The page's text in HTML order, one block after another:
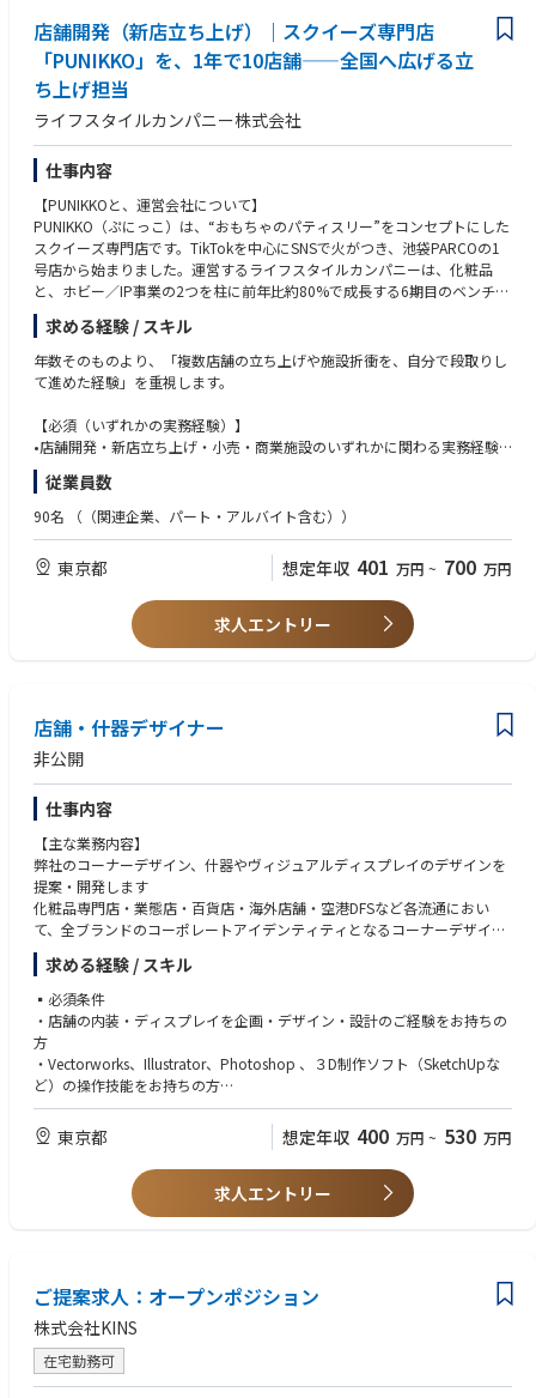
nd teams and related stakeholders in Japan.
•Create required approval materials for brand HQ and APAC, ensuring ac
curacy and alignment with guidelines.
•Support the store design process by coordinating between brand HQ a
nd interior vendors, ensuring plans align with budget and requirements.
•Work closely with each brand’s retail team to prepare for store openings
and support a smooth business handover post-opening.
•Assist with contract-related tasks for existing stores, including updates a
nd renewals.
•Support the planning and implementation of store interior refresh proje
cts for existing locations.
• 各ブランドの戦略に基づいた出店計画を支援するため、各ブランドと連
• デベロッパーや不動産会社と定期的に連絡を取り、最新の市場情報や物
件情報を収集する。
• エリアや物件に関する調査を行い、関連する市場データをまとめて、出
店候補地の評価や意思決定を支援する。
• 有利な取引条件を確保するため、データや資料を作成し、物件オーナー
との交渉をサポートする。
• 新規店舗の正確な損益（P&L）予測を作成し、ブランドチームや国内の
関連ステークホルダーと共有する。
• ブランド本社やAPAC（アジア太平洋地域）向けの承認用資料を作成し、
内容の正確性とガイドラインへの適合を確保する。
• ブランド本社と内装業者間の調整を行い、予算や要件に沿った計画とな
るよう店舗設計プロセスを支援する。
• 各ブランドのリテールチームと緊密に連携し、出店準備や、オープン後
の円滑な業務引き継ぎをサポートする。
• 既存店舗の契約更新や変更など、契約関連業務を支援する。
• 既存店舗における内装リフレッシュ（改装）プロジェクトの計画および
•Collaborative mindset and ability to work effectively with cross-function
al teams.
• 小売業または店舗運営関連の業務経験（3～5年）。
• 一般的なIT・PCスキル（Excel、Word、PowerPointの習熟を含む）。
• 社内チームや社外パートナーとの円滑なコミュニケーションおよび調整
能力。
• 店舗開設業務を正確かつスケジュール通りに遂行する能力。
• 市場調査やP&L（損益計算書）作成に必要な基礎的な分析スキル。
• 文書、契約書、プロジェクト進捗管理における細部への高い注意力。
• 開発業者、物件オーナー、ベンダーと良好な関係を築く能力。
• 実践的な問題解決能力および、複数のタスクを管理する柔軟性。
• PowerPointおよびExcelの習熟、ならびに高い文書作成能力。
• 日本語（ネイティブレベル）および英語（本社やAPACとのやり取りが可
能なビジネスレベル）。
能力。
店舗開発（新店立ち上げ）｜スクイーズ専門店
「PUNIKKO」を、1年で10店舗——全国へ広げる立
ち上げ担当
ライフスタイルカンパニー株式会社
仕事内容
【PUNIKKOと、運営会社について】
PUNIKKO（ぷにっこ）は、“おもちゃのパティスリー”をコンセプトにした
スクイーズ専門店です。TikTokを中心にSNSで火がつき、池袋PARCOの1
号店から始まりました。運営するライフスタイルカンパニーは、化粧品
と、ホビー／IP事業の2つを柱に前年比約80%で成長する6期目のベンチャ
ー。自社コスメは全国5,000店舗以上・海外13カ国超に展開し、その安定
した基盤の上で、ホビー事業「TOKOTOYZ」から生まれたPUNIKKOを一
気にスケールさせようとしています。
池袋1号店は、初月から高い坪効率を記録しました。「出した店がすぐ数
ドの店舗開発です。あなたが立ち上げる一店一店が、そのまま会社の歴史
になります。
「出店が決まったあと」から「店がオープンするまで」を、主役として動
かしていただきます。
■ 商業施設・デベロッパーとの折衝（契約後）
■ 設計・内装会社とのプロジェクト管理
・ スタッフ採用・教育の手配、什器・備品・初期在庫の搬入手配、オープ
ン準備全般の取り仕切り
■ 複数店舗の同時進行・進捗管理
・ 時期の重なる複数案件を並行管理し、開店日から逆算して全体を着地さ
（リアル：関東だけでなく名古屋・大阪・広島・福岡・仙台など地方出店
も進む想定です。図面に向き合う日もあれば、オープン前夜に現場で什器
を並べる日も。決まっていないことを自分で決めて前に進める、スピード
と泥くささの両方がある仕事です）
業務内容の変更範囲：会社の指示する業務
【このポジションでしか得られない経験】
① 1年で10店舗という、稀有な“立ち上げの場数”
通常なら数年かけて積む新店立ち上げの経験を、わずか1年で凝縮して得
られます。
② “勝ちパターン”を全国へ展開する側に立てる
高い坪効率を記録した池袋モデルを、自分の手で各地に再現していく面白
③ 施設・設計・現場まで、店舗開発のフルプロセスに一気通貫で関われる
折衝から内装、採用・教育、オープンまで。分業ではなく、はじめから終
④ ブランドの“次の業態”まで描ける長期性
PUNIKKOの先には、TOKOTOYZ旗艦店やアニメ専門業態への展開構想
も。立ち上げた店舗網が、会社の長期成長の核になります。
求める経験 / スキル
年数そのものより、「複数店舗の立ち上げや施設折衝を、自分で段取りし
て進めた経験」を重視します。
【必須（いずれかの実務経験）】
•店舗開発・新店立ち上げ・小売・商業施設のいずれかに関わる実務経験
（目安2〜3年以上）
•デベロッパー、または設計・内装会社との折衝・進行管理の経験
•複数案件を並行して管理できる段取り力・プロジェクト推進力
【歓迎】
•バラエティ・ホビー・雑貨など物販店舗の立ち上げ経験
•店舗スタッフの採用・教育に携わった経験
•地方出店に伴う出張に前向きであること
•スクイーズ・キャラクター・ホビー領域への関心
•「まだ決まっていないこと」を、自分で判断して前に進められる方
•スピード感のある変化を、不安ではなく面白さと感じられる方
•社内外（施設・設計・現場スタッフ）の間に立って物事を動かすのが好
きな方
•自分が立ち上げた店が数字で返ってくることに、純粋にワクワクできる
方
従業員数
90名 （（関連企業、パート・アルバイト含む））
東京都 想定年収 401 万円 ~ 700 万円
求人エントリー
店舗・什器デザイナー
非公開
仕事内容
【主な業務内容】
弊社のコーナーデザイン、什器やヴィジュアルディスプレイのデザインを
提案・開発します
化粧品専門店・業態店・百貨店・海外店舗・空港DFSなど各流通におい
て、全ブランドのコーポレートアイデンティティとなるコーナーデザイン
や、商品を試したくなるテスター什器やヴィジュアルディスプレイを今ま
でにないデザイン・機能・新素材を用いて提案・開発をし設計・施工・制
作の進行管理、施工会社への依頼・立ち会い、コスト管理までトータルで
行います。
▪具体的な担当業務イメージ
＜店舗開発＞
・店舗空間の企画デザイン
・平面図・立体図の作成、プレゼン資料の作成
・基本設計、施工業者への依頼、立会い など
＜ディスプレイ＞
求める経験 / スキル
▪必須条件
・店舗の内装・ディスプレイを企画・デザイン・設計のご経験をお持ちの
方
・Vectorworks、Illustrator、Photoshop 、３D制作ソフト（SketchUpな
ど）の操作技能をお持ちの方
※PC環境：Mac
・国内出張が可能な方
・建築士の資格をお持ちの方
・化粧品店の内装関連の会社にお勤めの方
東京都 想定年収 400 万円 ~ 530 万円
求人エントリー
ご提案求人：オープンポジション
株式会社KINS
在宅勤務可